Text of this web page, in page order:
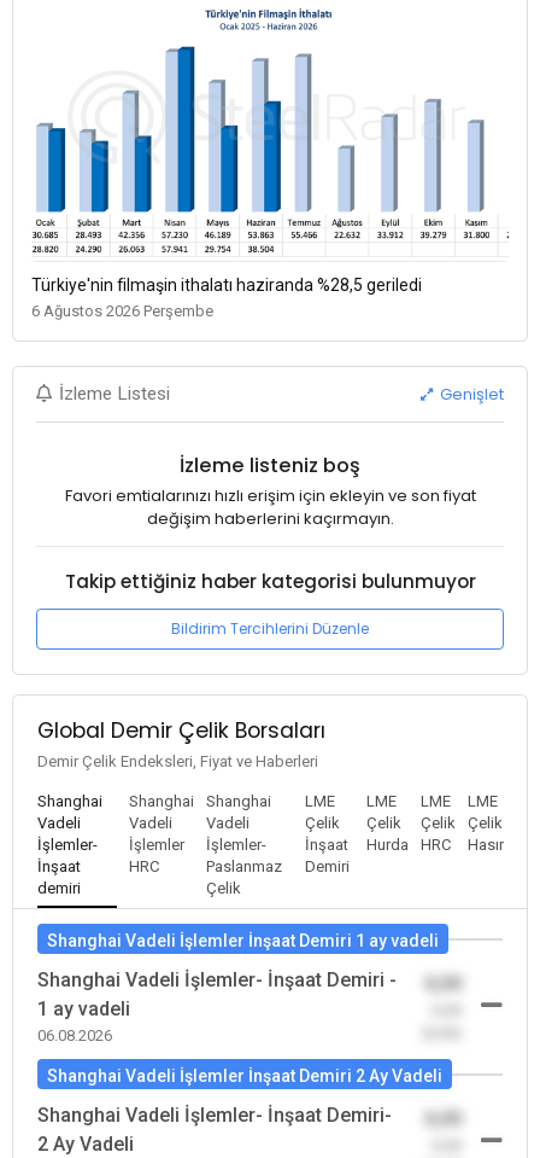
Türkiye'nin filmaşin ithalatı haziranda %28,5 geriledi
6 Ağustos 2026 Perşembe
İzleme Listesi Genişlet
İzleme listeniz boş
Favori emtialarınızı hızlı erişim için ekleyin ve son fiyat
değişim haberlerini kaçırmayın.
Takip ettiğiniz haber kategorisi bulunmuyor
Bildirim Tercihlerini Düzenle
Global Demir Çelik Borsaları
Demir Çelik Endeksleri, Fiyat ve Haberleri
Shanghai
Vadeli
İşlemler-
İnşaat
demiri
Shanghai
Vadeli
İşlemler
HRC
Shanghai
Vadeli
İşlemler-
Paslanmaz
Çelik
LME
Çelik
İnşaat
Demiri
LME
Çelik
Hurda
LME
Çelik
HRC
LME
Çelik
Hasır
Shanghai Vadeli İşlemler İnşaat Demiri 1 ay vadeli
Shanghai Vadeli İşlemler- İnşaat Demiri -
1 ay vadeli
06.08.2026
0,00
Shanghai Vadeli İşlemler İnşaat Demiri 2 Ay Vadeli
Shanghai Vadeli İşlemler- İnşaat Demiri-
2 Ay Vadeli
0,00